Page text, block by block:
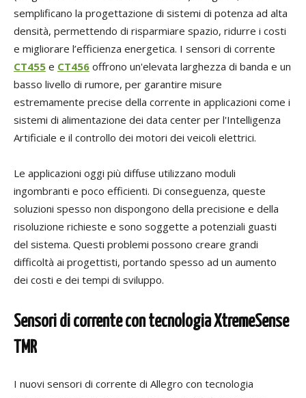
semplificano la progettazione di sistemi di potenza ad alta
densità, permettendo di risparmiare spazio, ridurre i costi
e migliorare l’efficienza energetica. I sensori di corrente
CT455 e CT456 offrono un'elevata larghezza di banda e un
basso livello di rumore, per garantire misure
estremamente precise della corrente in applicazioni come i
sistemi di alimentazione dei data center per l'Intelligenza
Artificiale e il controllo dei motori dei veicoli elettrici.
Le applicazioni oggi più diffuse utilizzano moduli
ingombranti e poco efficienti. Di conseguenza, queste
soluzioni spesso non dispongono della precisione e della
risoluzione richieste e sono soggette a potenziali guasti
del sistema. Questi problemi possono creare grandi
difficoltà ai progettisti, portando spesso ad un aumento
dei costi e dei tempi di sviluppo.
Sensori di corrente con tecnologia XtremeSense
TMR
I nuovi sensori di corrente di Allegro con tecnologia